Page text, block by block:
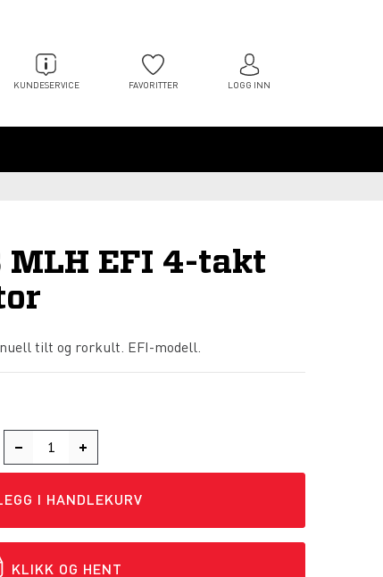
KUNDESERVICE FAVORITTER LOGG INN
EFI 4-takt
tilt og rorkult. EFI-modell.
I HANDLEKURV
KLIKK OG HENT